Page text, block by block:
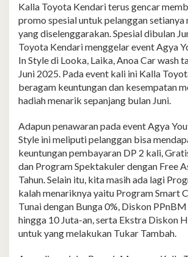
Kalla Toyota Kendari terus gencar
promo spesial untuk pelanggan setianya
yang diselenggarakan. Spesial dibulan
Toyota Kendari menggelar event Agya
In Style di Looka, Laika, Anoa Car wash
Juni 2025. Pada event kali ini Kalla
beragam keuntungan dan kesempatan
hadiah menarik sepanjang bulan Juni.
Adapun penawaran pada event Agya
Style ini meliputi pelanggan bisa
keuntungan pembayaran DP 2 kali,
dan Program Spektakuler dengan Free
Tahun. Selain itu, kita masih ada lagi
kalah menariknya yaitu Program Smart
Tunai dengan Bunga 0%, Diskon
hingga 10 Juta-an, serta Ekstra Diskon
untuk yang melakukan Tukar Tambah.